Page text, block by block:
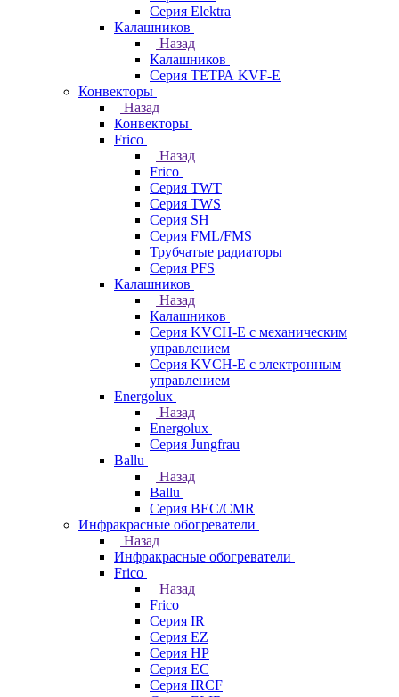
Серия Elektra
Калашников
Назад
Калашников
Серия ТЕТРА KVF-E
Конвекторы
Назад
Конвекторы
Frico
Назад
Frico
Серия TWT
Серия TWS
Серия SH
Серия FML/FMS
Трубчатые радиаторы
Серия PFS
Калашников
Назад
Калашников
Серия KVCH-E с механическим
управлением
Серия KVCH-E с электронным
управлением
Energolux
Назад
Energolux
Серия Jungfrau
Ballu
Назад
Ballu
Серия BEC/CMR
Инфракрасные обогреватели
Назад
Инфракрасные обогреватели
Frico
Назад
Frico
Серия IR
Серия EZ
Серия HP
Серия EC
Серия IRCF